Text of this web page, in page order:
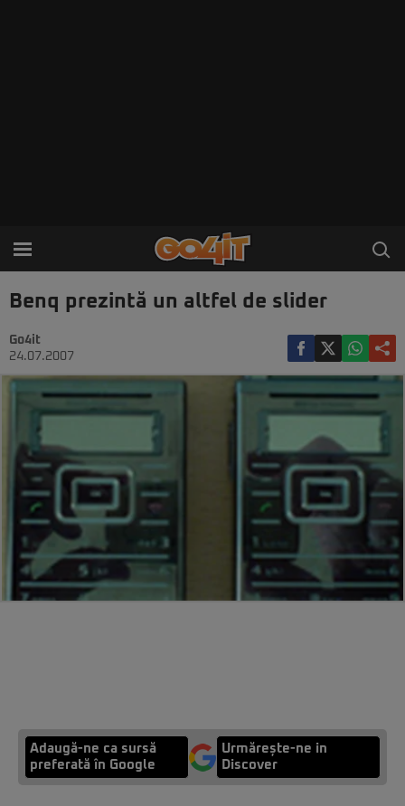
Benq prezintă un altfel de slider
Go4it
24.07.2007
Adaugă-ne ca sursă
preferată în Google
Urmărește-ne in
Discover